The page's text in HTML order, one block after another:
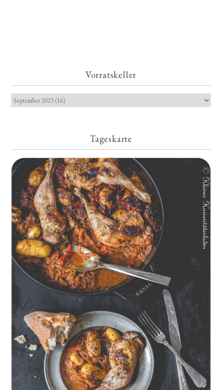
Vorratskeller
Tageskarte
Geschmorte Hähnchenschenkel auf Paprikakraut und kleinen
Kartoffeln